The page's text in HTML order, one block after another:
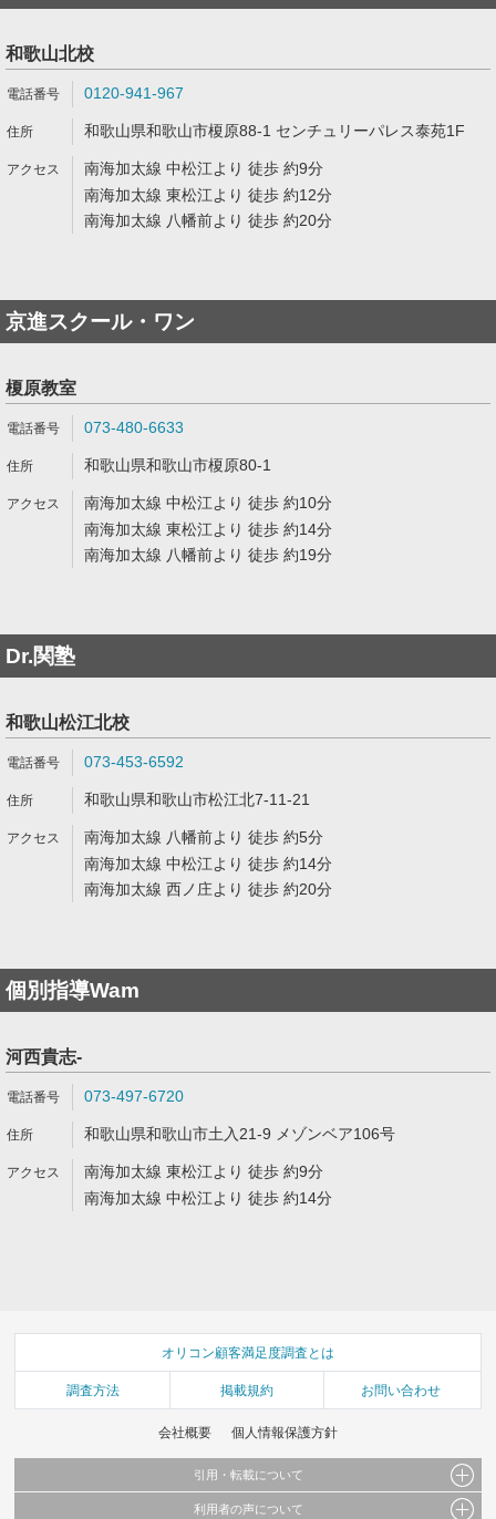
和歌山北校
0120-941-967
和歌山県和歌山市榎原88-1 センチュリーパレス泰苑1F
南海加太線 中松江より 徒歩 約9分
南海加太線 東松江より 徒歩 約12分
南海加太線 八幡前より 徒歩 約20分
京進スクール・ワン
榎原教室
073-480-6633
和歌山県和歌山市榎原80-1
南海加太線 中松江より 徒歩 約10分
南海加太線 東松江より 徒歩 約14分
南海加太線 八幡前より 徒歩 約19分
Dr.関塾
和歌山松江北校
073-453-6592
和歌山県和歌山市松江北7-11-21
南海加太線 八幡前より 徒歩 約5分
南海加太線 中松江より 徒歩 約14分
南海加太線 西ノ庄より 徒歩 約20分
個別指導Wam
河西貴志‐
073-497-6720
和歌山県和歌山市土入21-9 メゾンベア106号
南海加太線 東松江より 徒歩 約9分
南海加太線 中松江より 徒歩 約14分
オリコン顧客満足度調査とは
調査方法 掲載規約 お問い合わせ
会社概要 個人情報保護方針
引用・転載について
当サイトで公開されている情報（文字、写真、イラスト、画像データ等）及びこれらの配
利用者の声について